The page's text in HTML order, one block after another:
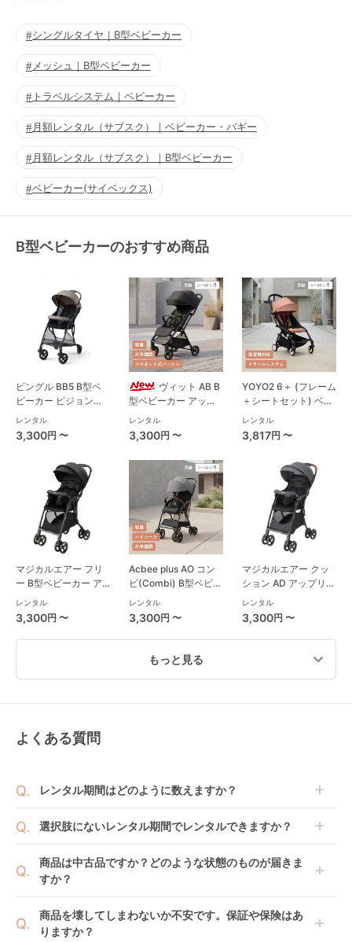
シングルタイヤ｜B型ベビーカー
メッシュ｜B型ベビーカー
トラベルシステム｜ベビーカー
月額レンタル（サブスク）｜ベビーカー・バギー
月額レンタル（サブスク）｜B型ベビーカー
ベビーカー(サイベックス)
B型ベビーカーのおすすめ商品
ビングル BB5 B型ベ
ビーカー ピジョン
(pigeon)
レンタル
3,300円 〜
ヴィット AB B
型ベビーカー アップ
リカ(Aprica)
レンタル
3,300円 〜
YOYO2 6＋ (フレーム
＋シートセット) ベビ
ーゼン(BABYZEN) B
型ベビーカー
レンタル
3,817円 〜
マジカルエアー フリ
ー B型ベビーカー ア
ップリカ(Aprica)
レンタル
3,300円 〜
Acbee plus AO コン
ビ(Combi) B型ベビー
カー
レンタル
3,300円 〜
マジカルエアー クッ
ション AD アップリカ
(aprica) B型ベビーカ
ー
レンタル
3,300円 〜
レンタル
3,300
レンタル
6,600
リベル
もっと見る
よくある質問
レンタル期間はどのように数えますか？
開始日1日目となります。
日までに配送業者（佐川急便）に商品の引渡しとなり
ます。
選択肢にないレンタル期間でレンタルできますか？
間の利用が可能です。
例えば4ヶ月の場合、3ヶ月レンタル＋1ヶ月延長とし
の上で、早期にご返却ください。
商品は中古品ですか？どのような状態のものが届きま
すか？
のもございます。
新品商品はメーカーから仕入れた状態のものをお送り
商品を壊してしまわないか不安です。保証や保険はあ
りますか？